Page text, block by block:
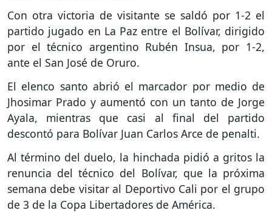
Con otra victoria de visitante se saldó por 1-2 el
partido jugado en La Paz entre el Bolívar, dirigido
por el técnico argentino Rubén Insua, por 1-2,
ante el San José de Oruro.
El elenco santo abrió el marcador por medio de
Jhosimar Prado y aumentó con un tanto de Jorge
Ayala, mientras que casi al final del partido
descontó para Bolívar Juan Carlos Arce de penalti.
Al término del duelo, la hinchada pidió a gritos la
renuncia del técnico del Bolívar, que la próxima
semana debe visitar al Deportivo Cali por el grupo
de 3 de la Copa Libertadores de América.